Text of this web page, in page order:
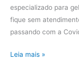
especializado para
fique sem
passando com a
Conserto
Leia mais »